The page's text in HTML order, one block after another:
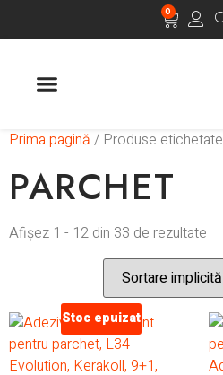
0
Prima pagină / Produse etichetate
PARCHET
Afișez 1 - 12 din 33 de rezultate
Stoc epuizat